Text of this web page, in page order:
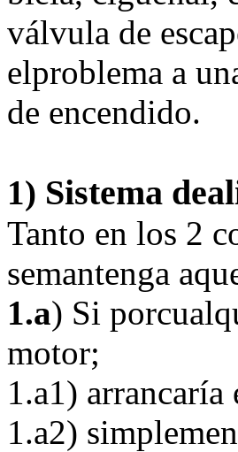
válvula de
elproblema a
de encendido.
1) Sistema
Tanto en los 2
semantenga
1.a) Si
motor;
1.a1) arrancaría
1.a2)